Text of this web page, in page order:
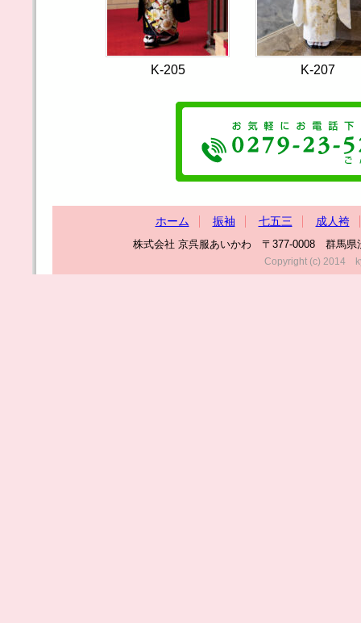
K-205 K-207
ホーム 振袖 七五三
成人袴
株式会社 京呉服あいかわ 〒377-0008 群馬県
Copyright (c) 2014